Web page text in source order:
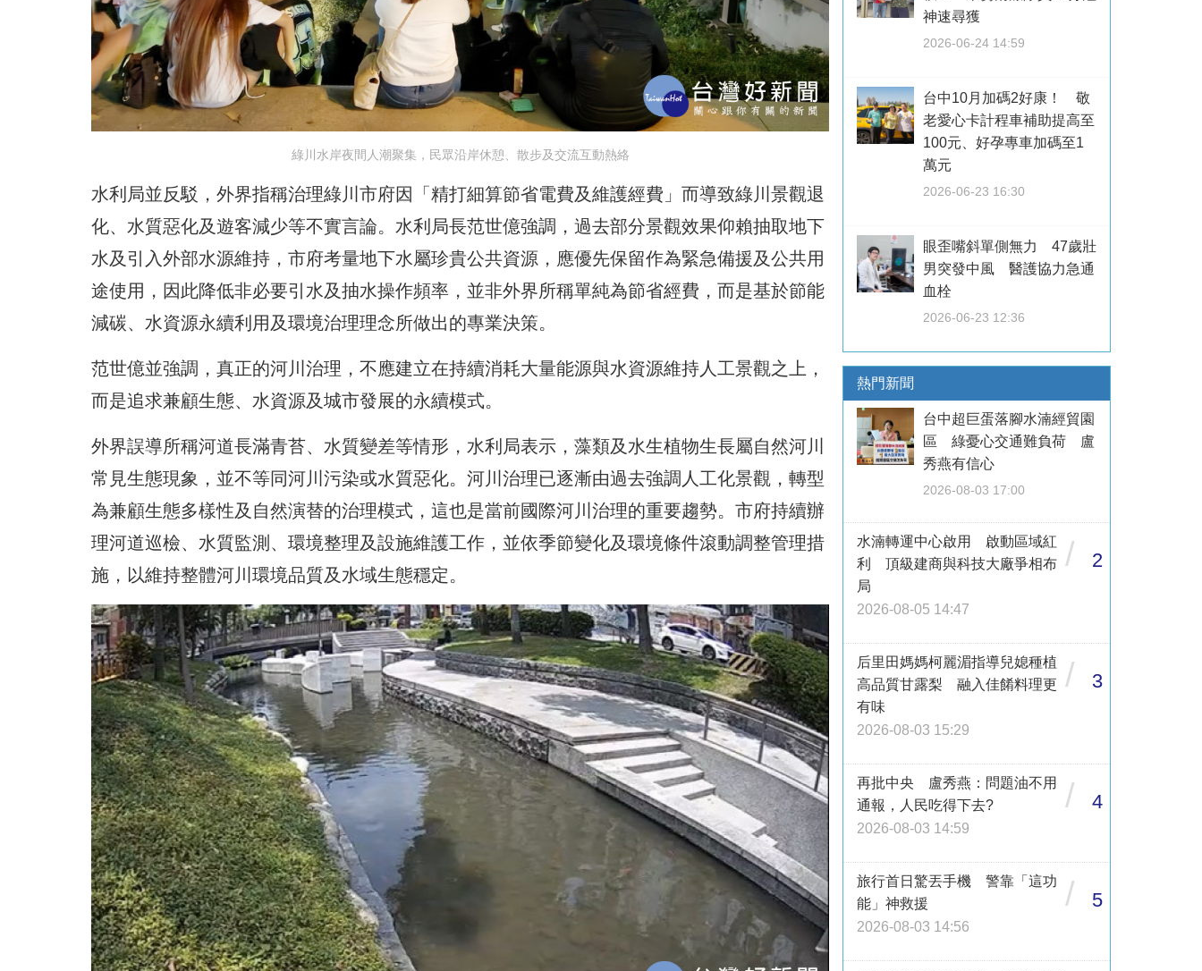
綠川水岸夜間人潮聚集，民眾沿岸休憩、散步及交流互動熱絡
水利局並反駁，外界指稱治理綠川市府因「精打細算節省電費及維護經費」而導致綠川景觀退
化、水質惡化及遊客減少等不實言論。水利局長范世億強調，過去部分景觀效果仰賴抽取地下
水及引入外部水源維持，市府考量地下水屬珍貴公共資源，應優先保留作為緊急備援及公共用
途使用，因此降低非必要引水及抽水操作頻率，並非外界所稱單純為節省經費，而是基於節能
減碳、水資源永續利用及環境治理理念所做出的專業決策。
范世億並強調，真正的河川治理，不應建立在持續消耗大量能源與水資源維持人工景觀之上，
而是追求兼顧生態、水資源及城市發展的永續模式。
外界誤導所稱河道長滿青苔、水質變差等情形，水利局表示，藻類及水生植物生長屬自然河川
常見生態現象，並不等同河川污染或水質惡化。河川治理已逐漸由過去強調人工化景觀，轉型
為兼顧生態多樣性及自然演替的治理模式，這也是當前國際河川治理的重要趨勢。市府持續辦
理河道巡檢、水質監測、環境整理及設施維護工作，並依季節變化及環境條件滾動調整管理措
施，以維持整體河川環境品質及水域生態穩定。
神速尋獲
2026-06-24 14:59
台中10月加碼2好康！ 敬
老愛心卡計程車補助提高至
100元、好孕專車加碼至1
萬元
2026-06-23 16:30
眼歪嘴斜單側無力 47歲壯
男突發中風 醫護協力急通
血栓
2026-06-23 12:36
熱門新聞
台中超巨蛋落腳水湳經貿園
區 綠憂心交通難負荷 盧
秀燕有信心
2026-08-03 17:00
水湳轉運中心啟用 啟動區域紅
利 頂級建商與科技大廠爭相布
局
2026-08-05 14:47
/ 2
后里田媽媽柯麗湄指導兒媳種植
高品質甘露梨 融入佳餚料理更
有味
2026-08-03 15:29
/ 3
再批中央 盧秀燕：問題油不用
通報，人民吃得下去?
2026-08-03 14:59
/ 4
旅行首日驚丟手機 警靠「這功
能」神救援
2026-08-03 14:56
/ 5